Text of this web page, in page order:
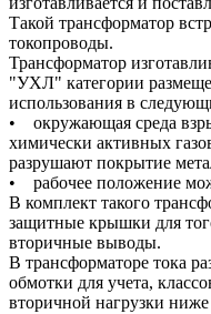
Такой трансформатор
токопроводы.
Трансформатор
"УХЛ" категории
использования в
• окружающая среда
химически активных
разрушают покрытие
• рабочее положение
В комплект такого
защитные крышки для
вторичные выводы.
В трансформаторе тока
обмотки для учета,
вторичной нагрузки